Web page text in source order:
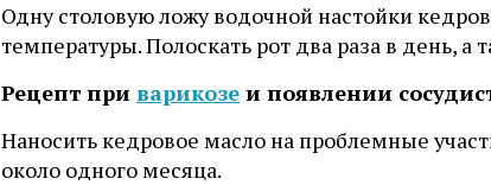
Одну столовую ложу водочной настойки
температуры. Полоскать рот два раза в день, а
Рецепт при варикозе и появлении
Наносить кедровое масло на проблемные
около одного месяца.